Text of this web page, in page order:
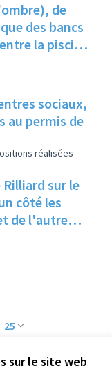
sur le site web
de
des bancs
la piscine
sociaux,
au permis de
réalisées
Rilliard sur le
côté les
de l'autre
à
25